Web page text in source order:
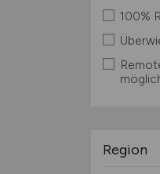
100%
Region